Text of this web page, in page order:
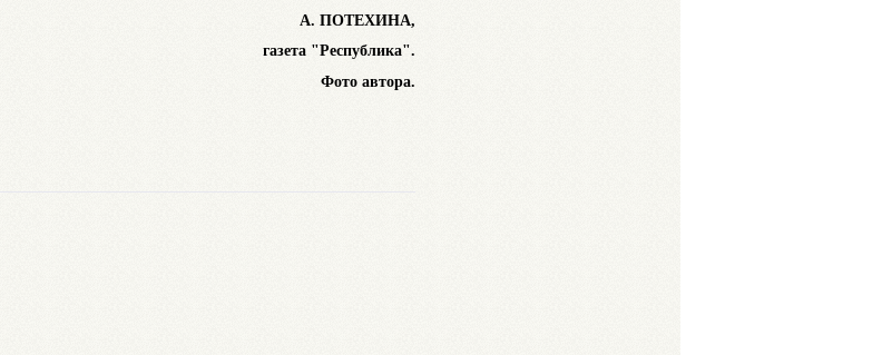
А. ПОТЕХИНА,
газета "Республика".
Фото автора.